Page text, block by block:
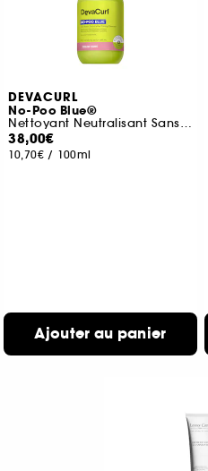
DEVACURL
No-Poo Blue®
Nettoyant Neutralisant Sans Mousse Anti-Reflets Cuivrés
38,00€
10,70€ / 100ml
Ajouter au panier